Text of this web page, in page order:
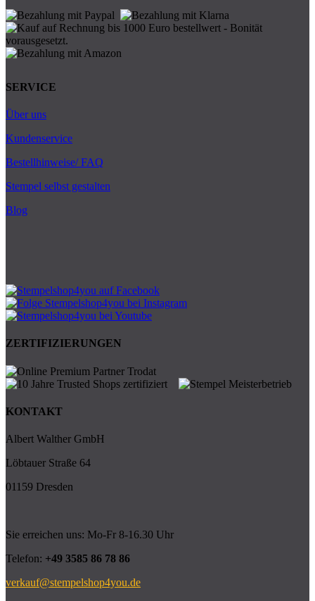
SERVICE
Über uns
Kundenservice
Bestellhinweise/ FAQ
Stempel selbst gestalten
Blog
ZERTIFIZIERUNGEN
KONTAKT
Albert Walther GmbH
Löbtauer Straße 64
01159 Dresden
Sie erreichen uns: Mo-Fr 8-16.30 Uhr
Telefon: +49 3585 86 78 86
verkauf@stempelshop4you.de